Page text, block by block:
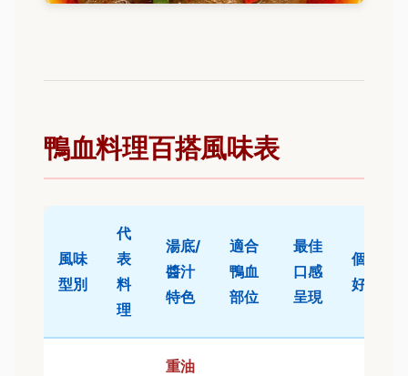
鴨血料理百搭風味表
風味
型別
代
表
料
理
湯底/
醬汁
特色
適合
鴨血
部位
最佳
口感
呈現
個人偏
好搭配
重油